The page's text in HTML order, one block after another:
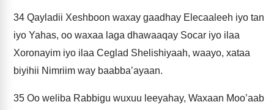
34 Qayladii Xeshboon waxay gaadhay Elecaaleeh iyo tan
iyo Yahas, oo waxaa laga dhawaaqay Socar iyo ilaa
Xoronayim iyo ilaa Ceglad Shelishiyaah, waayo, xataa
biyihii Nimriim way baabba’ayaan.
35 Oo weliba Rabbigu wuxuu leeyahay, Waxaan Moo’aab